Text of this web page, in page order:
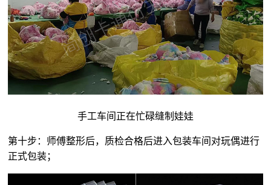
手工车间正在忙碌缝制娃娃
第十步：师傅整形后，质检合格后进入包装车间对玩偶进行
正式包装；